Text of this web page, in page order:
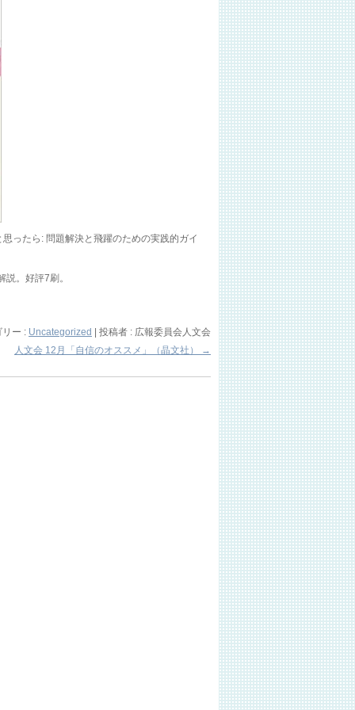
ったら: 問題解決と飛躍のための実践的ガイ
。好評7刷。
リー : Uncategorized
投稿者 : 広報委員会人文会
人文会 12月「自信のオススメ」（晶文社）
→